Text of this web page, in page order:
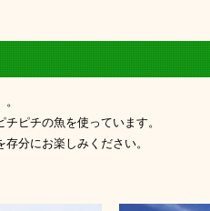
ピチの魚を使っています。
分にお楽しみください。